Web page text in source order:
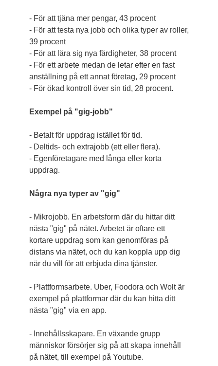
- För att tjäna mer pengar, 43 procent
- För att testa nya jobb och olika typer av roller,
39 procent
- För att lära sig nya färdigheter, 38 procent
- För ett arbete medan de letar efter en fast
anställning på ett annat företag, 29 procent
- För ökad kontroll över sin tid, 28 procent.
Exempel på "gig-jobb"
- Betalt för uppdrag istället för tid.
- Deltids- och extrajobb (ett eller flera).
- Egenföretagare med långa eller korta
uppdrag.
Några nya typer av "gig"
- Mikrojobb. En arbetsform där du hittar ditt
nästa "gig" på nätet. Arbetet är oftare ett
kortare uppdrag som kan genomföras på
distans via nätet, och du kan koppla upp dig
när du vill för att erbjuda dina tjänster.
- Plattformsarbete. Uber, Foodora och Wolt är
exempel på plattformar där du kan hitta ditt
nästa "gig" via en app.
- Innehållsskapare. En växande grupp
människor försörjer sig på att skapa innehåll
på nätet, till exempel på Youtube.